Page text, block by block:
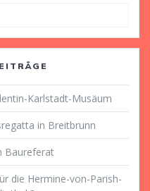
Karlstadt-Musäum
in Breitbrunn
Baureferat
die Hermine-von-Parish-